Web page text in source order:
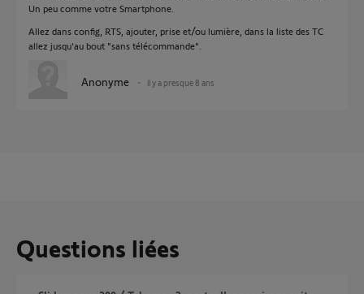
Un peu comme votre Smartphone.
Allez dans config, RTS, ajouter, prise et/ou lumière, dans la liste des TC
allez jusqu'au bout "sans télécommande".
Anonyme il y a presque 8 ans
Questions liées